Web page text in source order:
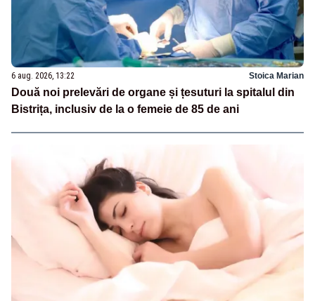
6 aug. 2026, 13:22 Stoica Marian
Două noi prelevări de organe și țesuturi la spitalul din
Bistrița, inclusiv de la o femeie de 85 de ani